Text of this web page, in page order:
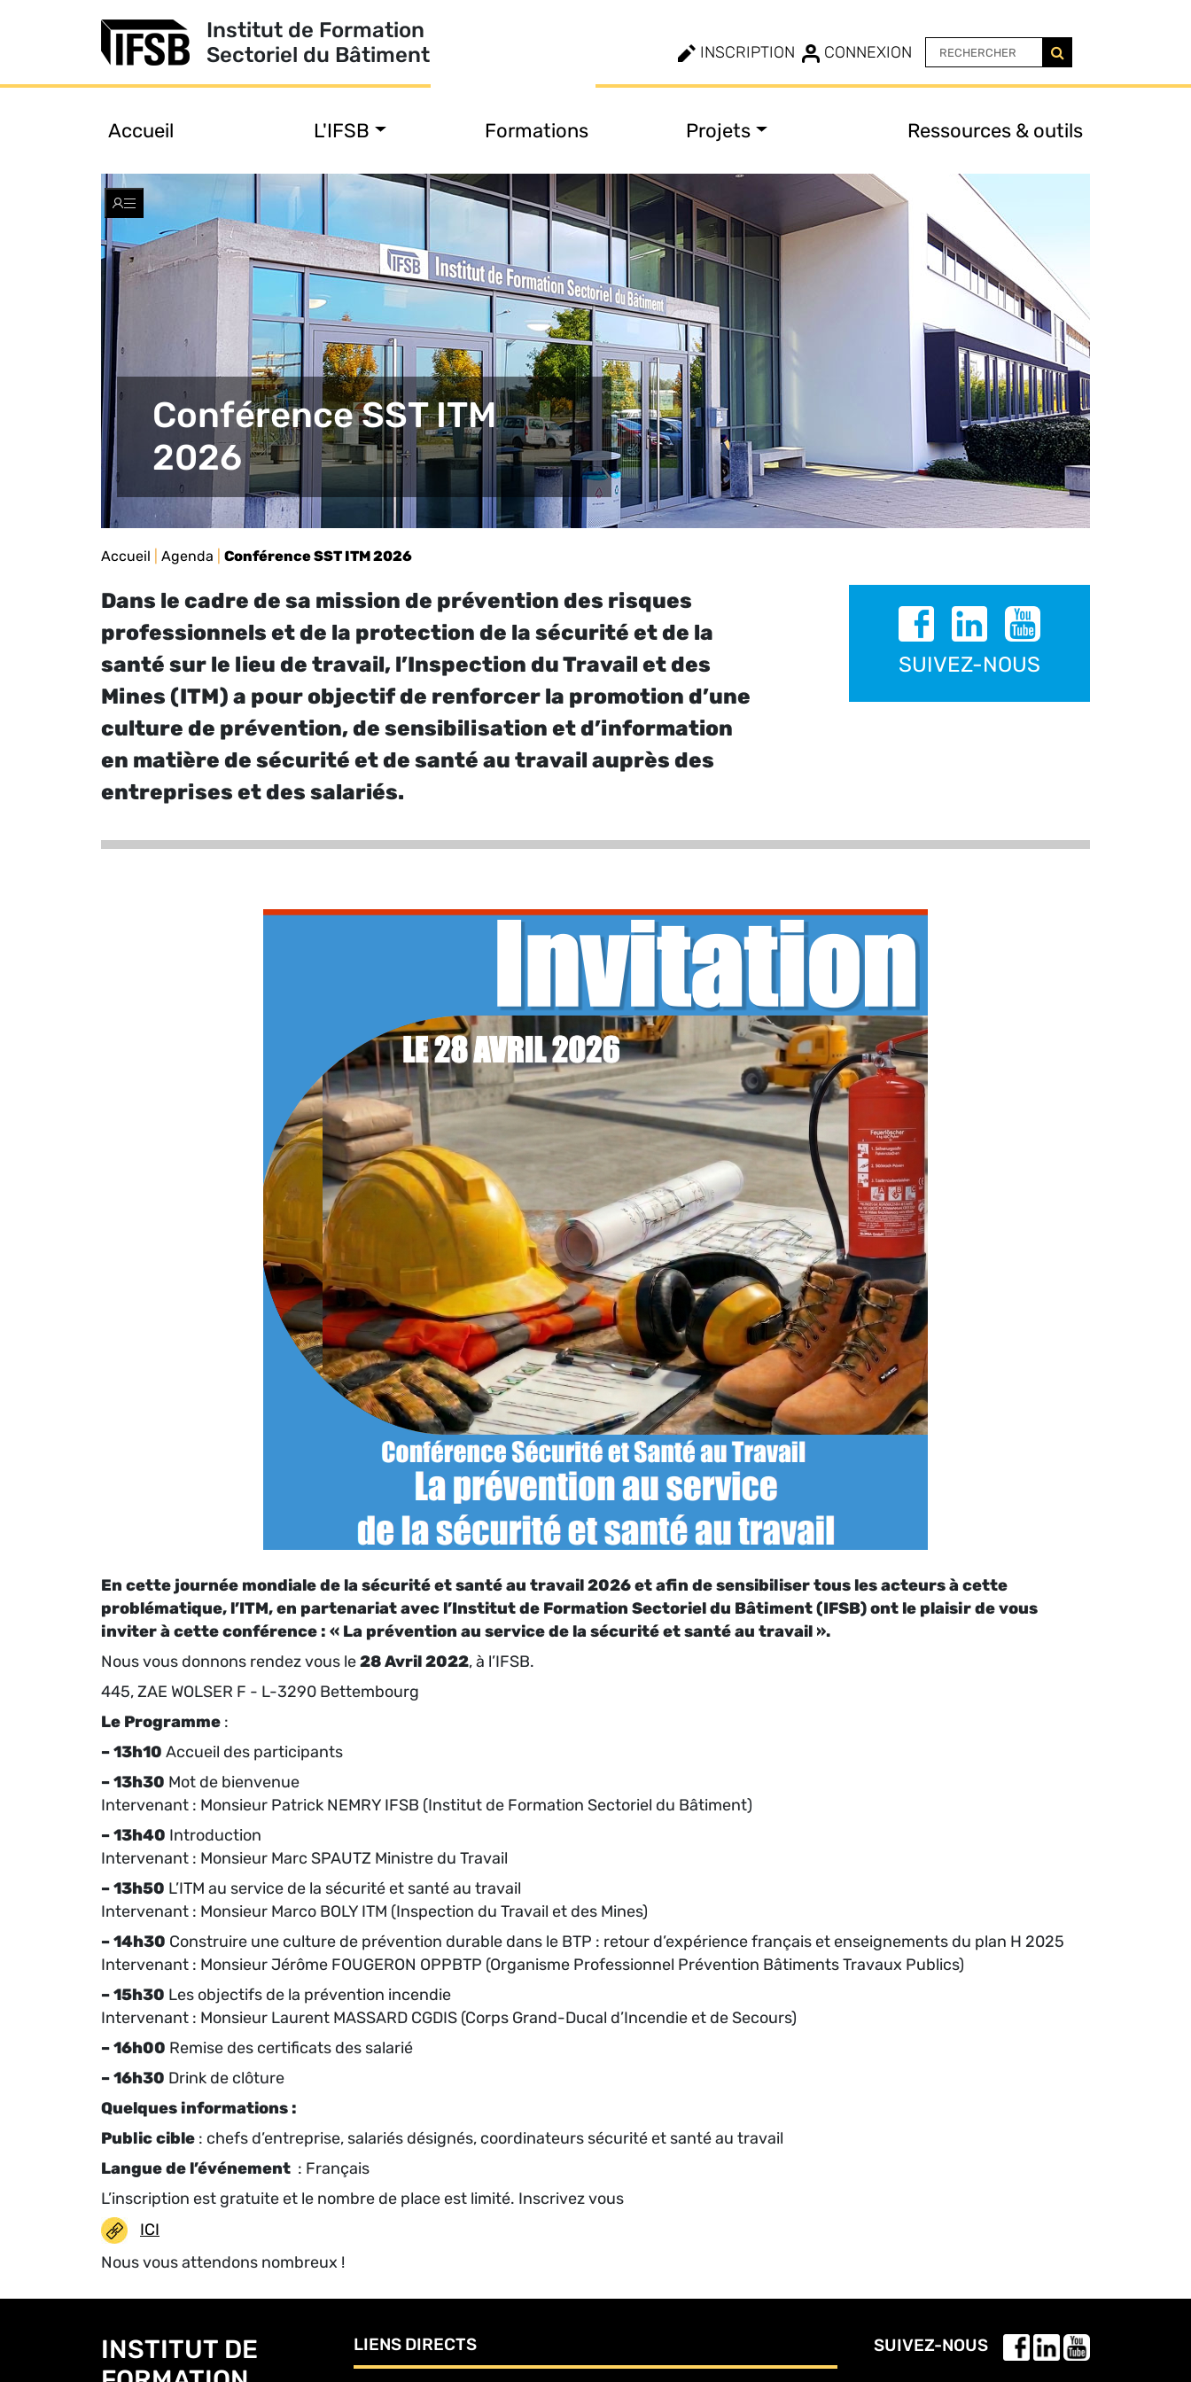
Institut de Formation
Sectoriel du Bâtiment
INSCRIPTION CONNEXION
Accueil L'IFSB Formations Projets Ressources & outils
Toggle
navigation
Conférence SST ITM
2026
Accueil Agenda Conférence SST ITM 2026
Dans le cadre de sa mission de prévention des risques
professionnels et de la protection de la sécurité et de la
santé sur le lieu de travail, l’Inspection du Travail et des
Mines (ITM) a pour objectif de renforcer la promotion d’une
culture de prévention, de sensibilisation et d’information
en matière de sécurité et de santé au travail auprès des
entreprises et des salariés.
SUIVEZ-NOUS
En cette journée mondiale de la sécurité et santé au travail 2026 et afin de sensibiliser tous les acteurs à cette
problématique, l’ITM, en partenariat avec l’Institut de Formation Sectoriel du Bâtiment (IFSB) ont le plaisir de vous
inviter à cette conférence : « La prévention au service de la sécurité et santé au travail ».
Nous vous donnons rendez vous le 28 Avril 2022, à l’IFSB.
445, ZAE WOLSER F - L-3290 Bettembourg
Le Programme :
– 13h10 Accueil des participants
– 13h30 Mot de bienvenue
Intervenant : Monsieur Patrick NEMRY IFSB (Institut de Formation Sectoriel du Bâtiment)
– 13h40 Introduction
Intervenant : Monsieur Marc SPAUTZ Ministre du Travail
– 13h50 L’ITM au service de la sécurité et santé au travail
Intervenant : Monsieur Marco BOLY ITM (Inspection du Travail et des Mines)
– 14h30 Construire une culture de prévention durable dans le BTP : retour d’expérience français et enseignements du plan H 2025
Intervenant : Monsieur Jérôme FOUGERON OPPBTP (Organisme Professionnel Prévention Bâtiments Travaux Publics)
– 15h30 Les objectifs de la prévention incendie
Intervenant : Monsieur Laurent MASSARD CGDIS (Corps Grand-Ducal d’Incendie et de Secours)
– 16h00 Remise des certificats des salarié
– 16h30 Drink de clôture
Quelques informations :
Public cible : chefs d’entreprise, salariés désignés, coordinateurs sécurité et santé au travail
Langue de l’événement : Français
L’inscription est gratuite et le nombre de place est limité. Inscrivez vous
ICI
Nous vous attendons nombreux !
INSTITUT DE
LIENS DIRECTS SUIVEZ-NOUS